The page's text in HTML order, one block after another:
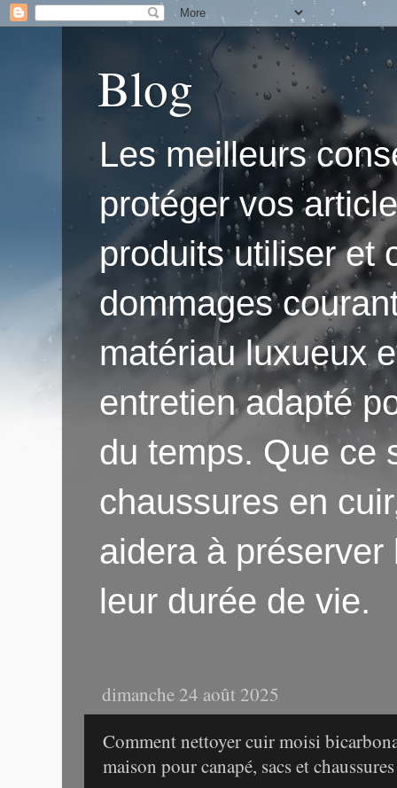
Blog
Les meilleurs
protéger vos
produits utiliser et
dommages
matériau luxueux
entretien adapté
du temps. Que ce
chaussures en
aidera à
leur durée de vie.
dimanche 24 août 2025
Comment nettoyer cuir moisi
maison pour canapé, sacs et chaussures